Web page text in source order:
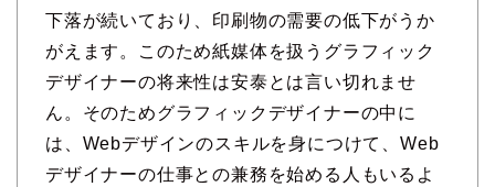
下落が続いており、印刷物の需要の低下がうか
がえます。このため紙媒体を扱うグラフィック
デザイナーの将来性は安泰とは言い切れませ
ん。そのためグラフィックデザイナーの中に
は、Webデザインのスキルを身につけて、Web
デザイナーの仕事との兼務を始める人もいるよ